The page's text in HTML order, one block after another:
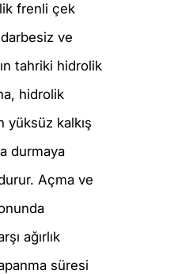
frenli çek
ve
tahriki hidrolik
hidrolik
yüksüz kalkış
durmaya
Açma ve
ağırlık
süresi